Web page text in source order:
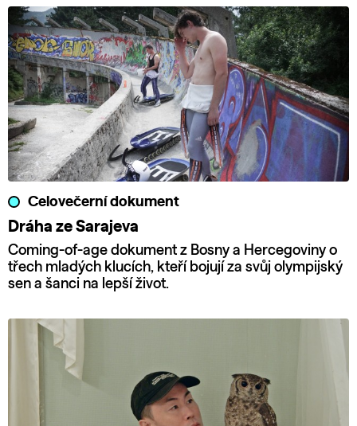
Celovečerní dokument
Dráha ze Sarajeva
Coming-of-age dokument z Bosny a Hercegoviny o
třech mladých klucích, kteří bojují za svůj olympijský
sen a šanci na lepší život.